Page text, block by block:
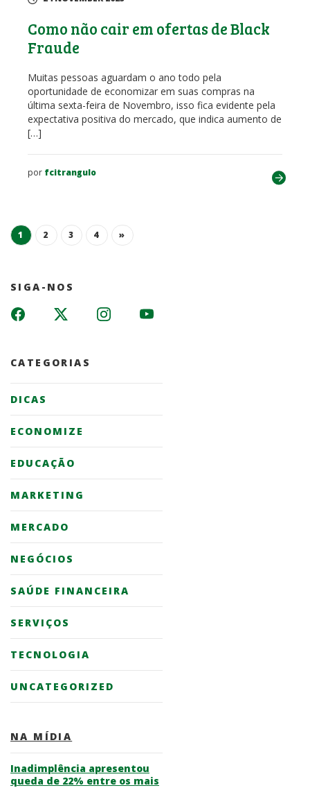
Como não cair em ofertas de Black
Fraude
Muitas pessoas aguardam o ano todo pela
oportunidade de economizar em suas compras na
última sexta-feira de Novembro, isso fica evidente pela
expectativa positiva do mercado, que indica aumento de
[…]
por fcitrangulo
1 2 3 4 »
SIGA-NOS
CATEGORIAS
DICAS
ECONOMIZE
EDUCAÇÃO
MARKETING
MERCADO
NEGÓCIOS
SAÚDE FINANCEIRA
SERVIÇOS
TECNOLOGIA
UNCATEGORIZED
NA MÍDIA
Inadimplência apresentou
queda de 22% entre os mais